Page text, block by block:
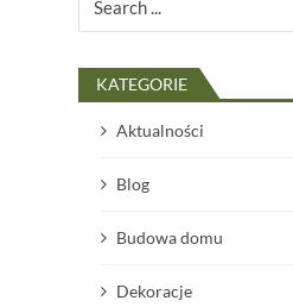
for:
KATEGORIE
Aktualności
Blog
Budowa domu
Dekoracje